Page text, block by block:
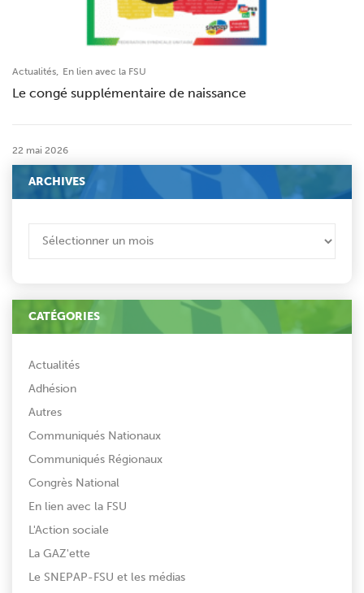
Actualités, En lien avec la FSU
Le congé supplémentaire de naissance
22 mai 2026
ARCHIVES
CATÉGORIES
Actualités
Adhésion
Autres
Communiqués Nationaux
Communiqués Régionaux
Congrès National
En lien avec la FSU
L'Action sociale
La GAZ'ette
Le SNEPAP-FSU et les médias